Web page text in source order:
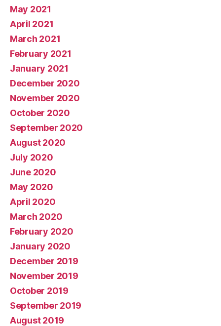
May 2021
April 2021
March 2021
February 2021
January 2021
December 2020
November 2020
October 2020
September 2020
August 2020
July 2020
June 2020
May 2020
April 2020
March 2020
February 2020
January 2020
December 2019
November 2019
October 2019
September 2019
August 2019